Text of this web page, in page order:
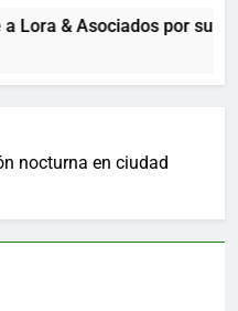
Lora & Asociados por su
nocturna en ciudad